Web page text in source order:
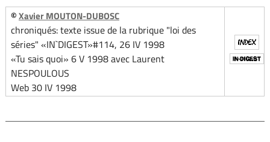
©Xavier MOUTON-DUBOSC
chroniqués: texte issue de la rubrique "loi des
séries" «IN`DIGEST»#114, 26 IV 1998
«Tu sais quoi» 6 V 1998 avec Laurent
NESPOULOUS
Web 30 IV 1998